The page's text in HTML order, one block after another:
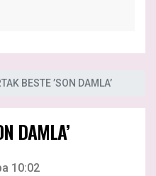
BESTE ’SON DAMLA’
DAMLA’
10:02